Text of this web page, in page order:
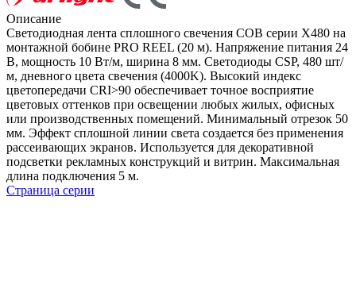
Описание
Светодиодная лента сплошного свечения COB серии X480 на
монтажной бобине PRO REEL (20 м). Напряжение питания 24
В, мощность 10 Вт/м, ширина 8 мм. Светодиоды CSP, 480 шт/
м, дневного цвета свечения (4000K). Высокий индекс
цветопередачи CRI>90 обеспечивает точное восприятие
цветовых оттенков при освещении любых жилых, офисных
или производственных помещений. Минимальный отрезок 50
мм. Эффект сплошной линии света создается без применения
рассеивающих экранов. Используется для декоративной
подсветки рекламных конструкций и витрин. Максимальная
длина подключения 5 м.
Страница серии